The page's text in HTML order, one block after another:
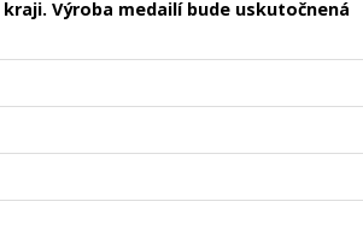
Výroba medailí bude uskutočnená